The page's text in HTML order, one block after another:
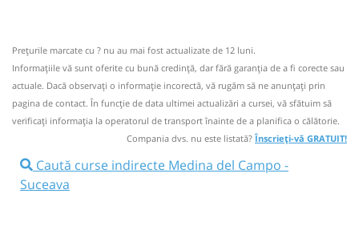
+4-0756-117-331; +4-0756-117-332; +4-0745-766.766
Informaţii neactualizate de 2 ani.Spuneți-ne dacă mai
circulă. (31 comentarii)
16:00 Medina del Campo Lidl
Prețurile marcate cu ? nu au mai fost actualizate de 12 luni.
Informaţiile vă sunt oferite cu bună credinţă, dar fără garanţia de a fi corecte sau
actuale. Dacă observați o informaţie incorectă, vă rugăm să ne anunțați prin
pagina de contact. În funcție de data ultimei actualizări a cursei, vă sfătuim să
verificaţi informaţia la operatorul de transport înainte de a planifica o călătorie.
Compania dvs. nu este listată?Înscrieți-vă GRATUIT!
Caută curse indirecte Medina del Campo -
Suceava